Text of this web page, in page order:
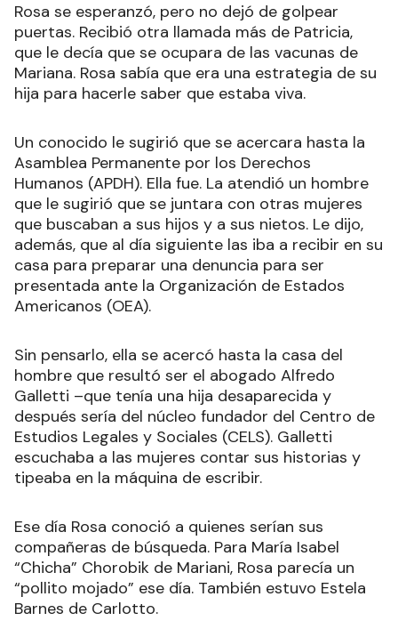
Rosa se esperanzó, pero no dejó de golpear
puertas. Recibió otra llamada más de Patricia,
que le decía que se ocupara de las vacunas de
Mariana. Rosa sabía que era una estrategia de su
hija para hacerle saber que estaba viva.
Un conocido le sugirió que se acercara hasta la
Asamblea Permanente por los Derechos
Humanos (APDH). Ella fue. La atendió un hombre
que le sugirió que se juntara con otras mujeres
que buscaban a sus hijos y a sus nietos. Le dijo,
además, que al día siguiente las iba a recibir en su
casa para preparar una denuncia para ser
presentada ante la Organización de Estados
Americanos (OEA).
Sin pensarlo, ella se acercó hasta la casa del
hombre que resultó ser el abogado Alfredo
Galletti –que tenía una hija desaparecida y
después sería del núcleo fundador del Centro de
Estudios Legales y Sociales (CELS). Galletti
escuchaba a las mujeres contar sus historias y
tipeaba en la máquina de escribir.
Ese día Rosa conoció a quienes serían sus
compañeras de búsqueda. Para María Isabel
“Chicha” Chorobik de Mariani, Rosa parecía un
“pollito mojado” ese día. También estuvo Estela
Barnes de Carlotto.